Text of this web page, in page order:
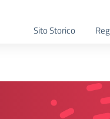
Sito Storico